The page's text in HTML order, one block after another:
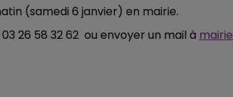
(samedi 6 janvier) en mairie.
26 58 32 62 ou envoyer un mail à